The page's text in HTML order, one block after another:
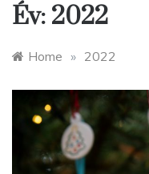
Év: 2022
Home » 2022